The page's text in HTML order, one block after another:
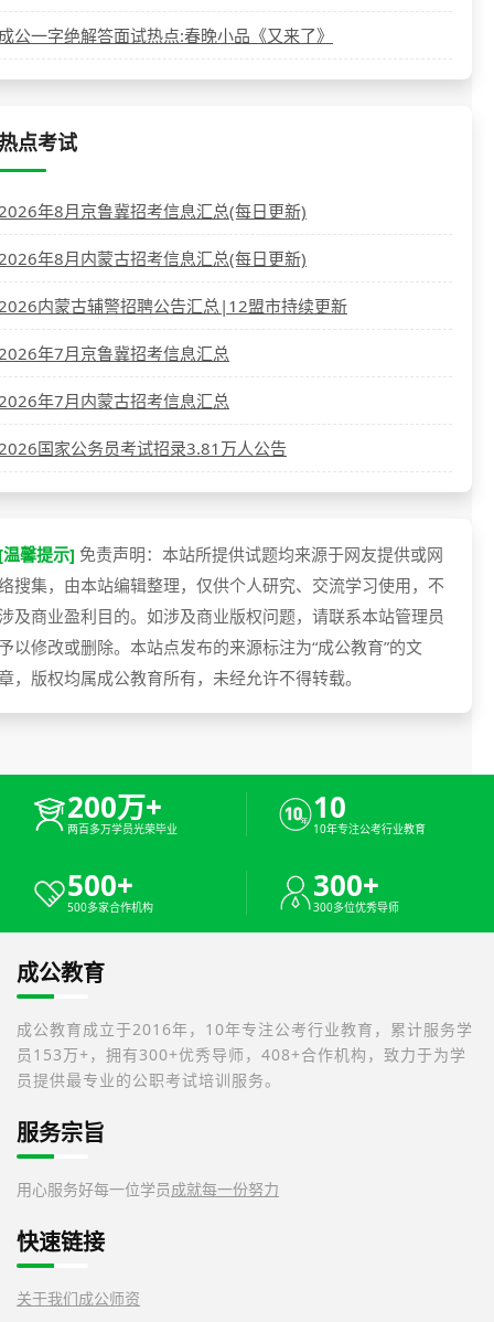
公一字绝解答面试热点:春晚小品《又来了》
点考试
年8月京鲁冀招考信息汇总(每日更新)
年8月内蒙古招考信息汇总(每日更新)
内蒙古辅警招聘公告汇总|12盟市持续更新
年7月京鲁冀招考信息汇总
年7月内蒙古招考信息汇总
国家公务员考试招录3.81万人公告
馨提示] 免责声明：本站所提供试题均来源于网友提供或网
搜集，由本站编辑整理，仅供个人研究、交流学习使用，不
及商业盈利目的。如涉及商业版权问题，请联系本站管理员
以修改或删除。本站点发布的来源标注为“成公教育”的文
，版权均属成公教育所有，未经允许不得转载。
200万+
两百多万学员光荣毕业
10
10年专注公考行业教育
500+
500多家合作机构
300+
300多位优秀导师
成公教育
成公教育成立于2016年，10年专注公考行业教育，累计服务学
员153万+，拥有300+优秀导师，408+合作机构，致力于为学
员提供最专业的公职考试培训服务。
服务宗旨
用心服务好每一位学员成就每一份努力
快速链接
关于我们成公师资